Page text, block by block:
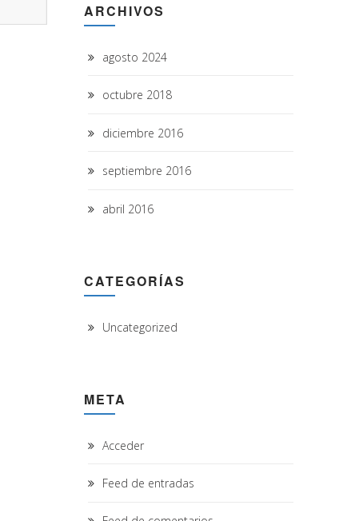
ARCHIVOS
agosto 2024
octubre 2018
diciembre 2016
septiembre 2016
abril 2016
CATEGORÍAS
Uncategorized
META
Acceder
Feed de entradas